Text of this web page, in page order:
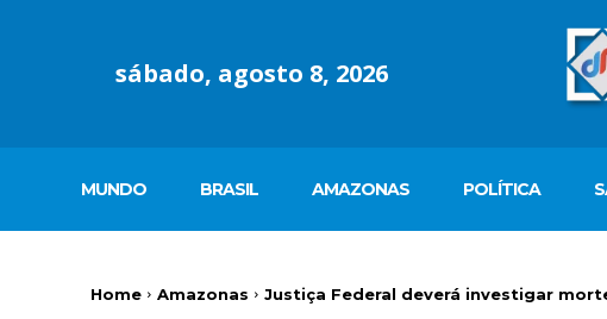
sábado, agosto 8, 2026
MUNDO BRASIL AMAZONAS POLÍTICA
Home Amazonas Justiça Federal deverá investigar